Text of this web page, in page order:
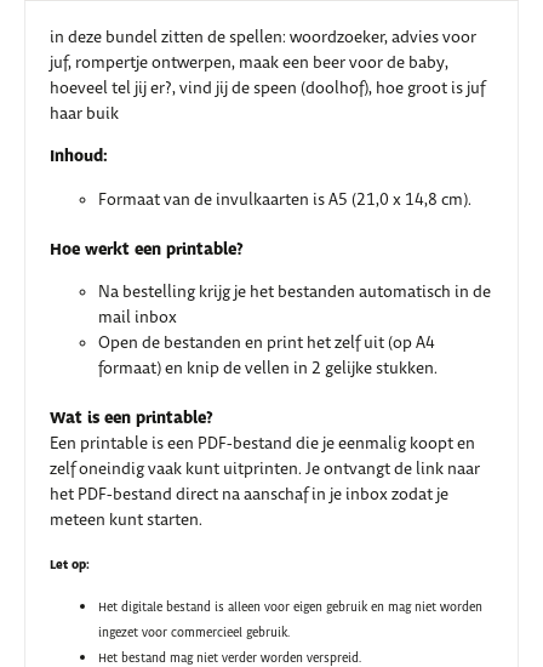
in deze bundel zitten de spellen: woordzoeker, advies voor
juf, rompertje ontwerpen, maak een beer voor de baby,
hoeveel tel jij er?, vind jij de speen (doolhof), hoe groot is juf
haar buik
Inhoud:
Formaat van de invulkaarten is A5 (21,0 x 14,8 cm).
Hoe werkt een printable?
Na bestelling krijg je het bestanden automatisch in de
mail inbox
Open de bestanden en print het zelf uit (op A4
formaat) en knip de vellen in 2 gelijke stukken.
Wat is een printable?
Een printable is een PDF-bestand die je eenmalig koopt en
zelf oneindig vaak kunt uitprinten. Je ontvangt de link naar
het PDF-bestand direct na aanschaf in je inbox zodat je
meteen kunt starten.
Let op:
Het digitale bestand is alleen voor eigen gebruik en mag niet worden
ingezet voor commercieel gebruik.
Het bestand mag niet verder worden verspreid.